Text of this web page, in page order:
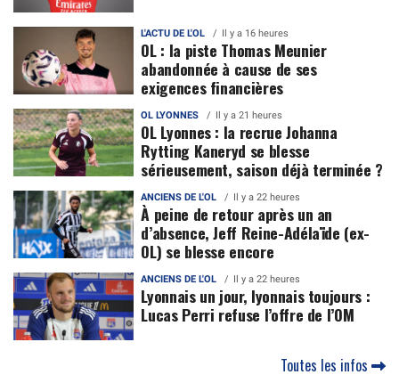
L'ACTU DE L'OL Il y a 16 heures
OL : la piste Thomas Meunier
abandonnée à cause de ses
exigences financières
OL LYONNES Il y a 21 heures
OL Lyonnes : la recrue Johanna
Rytting Kaneryd se blesse
sérieusement, saison déjà terminée ?
ANCIENS DE L'OL Il y a 22 heures
À peine de retour après un an
d’absence, Jeff Reine-Adélaïde (ex-
OL) se blesse encore
ANCIENS DE L'OL Il y a 22 heures
Lyonnais un jour, lyonnais toujours :
Lucas Perri refuse l’offre de l’OM
Toutes les infos